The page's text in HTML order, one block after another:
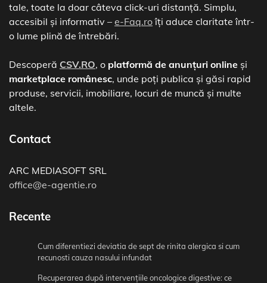
tale, toate la doar câteva click-uri distanță. Simplu,
accesibil și informativ – e-Faq.roîți aduce claritate într-
o lume plină de întrebări.
Descoperă CSV.RO, o platformă de anunțuri online și
marketplace românesc, unde poți publica și găsi rapid
produse, servicii, imobiliare, locuri de muncă și multe
altele.
Contact
ARC MEDIASOFT SRL
office@e-agentie.ro
Recente
Cum diferentiezi deviatia de sept de rinita alergica si cum
recunosti cauza nasului infundat
Recuperarea după intervențiile oncologice digestive: ce